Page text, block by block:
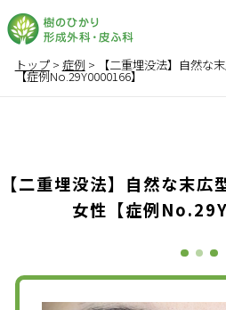
トップ> 症例 > 【二重埋没法】自然
【症例No.29Y0000166】
【二重埋没法】自然な末
女性【症例